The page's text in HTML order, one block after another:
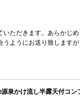
ただきます。あらかじめ
ようにお送り致します
源泉かけ流し半露天付コン